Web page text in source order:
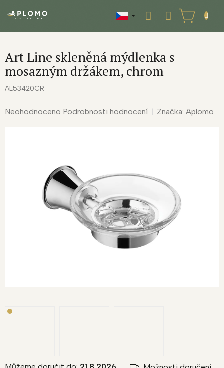
NÁKUPNÍ
KOŠÍK
Art Line skleněná mýdlenka s
mosazným držákem, chrom
AL53420CR
Průměrné
Neohodnoceno Podrobnosti hodnocení Značka: Aplomo